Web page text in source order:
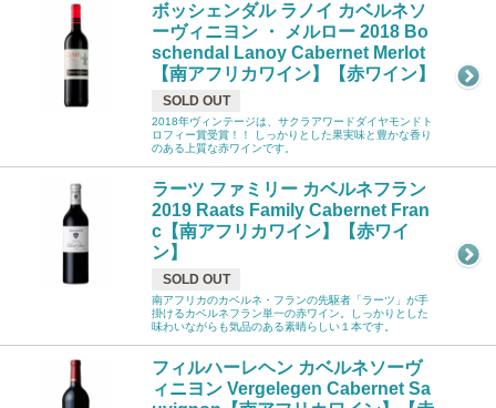
ボッシェンダル ラノイ カベルネソ
ーヴィニヨン ・ メルロー 2018 Bo
schendal Lanoy Cabernet Merlot
【南アフリカワイン】【赤ワイン】
SOLD OUT
2018年ヴィンテージは、サクラアワードダイヤモンドト
ロフィー賞受賞！！ しっかりとした果実味と豊かな香り
のある上質な赤ワインです。
ラーツ ファミリー カベルネフラン
2019 Raats Family Cabernet Fran
c【南アフリカワイン】【赤ワイ
ン】
SOLD OUT
南アフリカのカベルネ・フランの先駆者「ラーツ」が手
掛けるカベルネフラン単一の赤ワイン。しっかりとした
味わいながらも気品のある素晴らしい１本です。
フィルハーレヘン カベルネソーヴ
ィニヨン Vergelegen Cabernet Sa